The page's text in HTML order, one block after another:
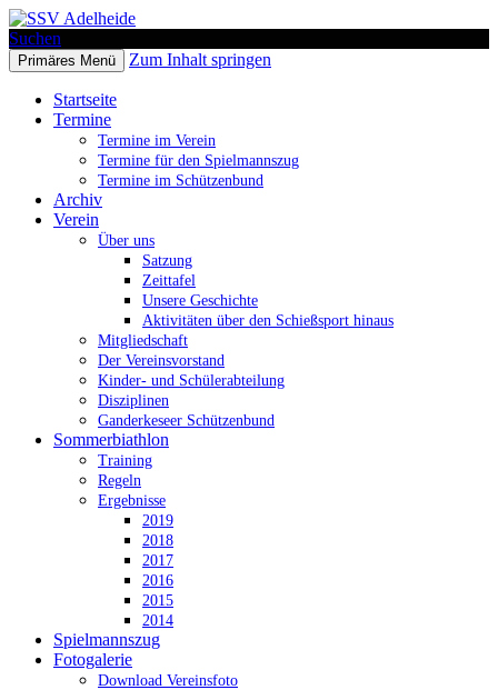
SSV Adelheide
Suchen
Primäres Menü Zum Inhalt springen
Startseite
Termine
Termine im Verein
Termine für den Spielmannszug
Termine im Schützenbund
Archiv
Verein
Über uns
Satzung
Zeittafel
Unsere Geschichte
Aktivitäten über den Schießsport hinaus
Mitgliedschaft
Der Vereinsvorstand
Kinder- und Schülerabteilung
Disziplinen
Ganderkeseer Schützenbund
Sommerbiathlon
Training
Regeln
Ergebnisse
2019
2018
2017
2016
2015
2014
Spielmannszug
Fotogalerie
Download Vereinsfoto